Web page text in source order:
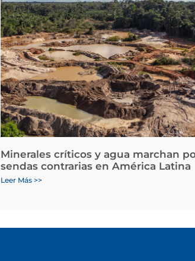
Minerales críticos y agua marchan
sendas contrarias en América Latina
Leer Más >>